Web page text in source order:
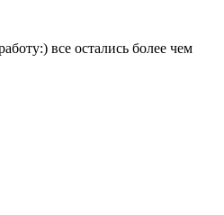
все остались более чем